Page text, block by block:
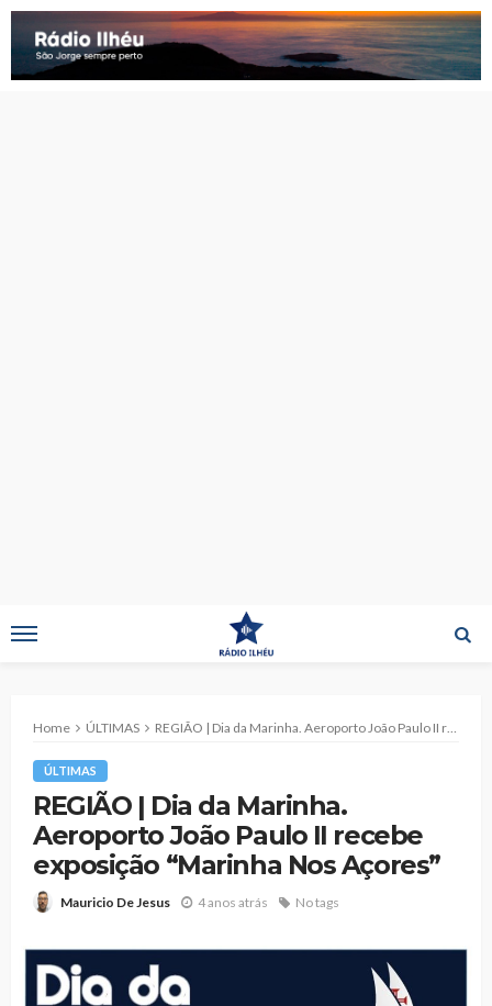
Home ÚLTIMAS REGIÃO | Dia da Marinha. Aeroporto João Paulo II recebe exposição “Marinha Nos Açores”
ÚLTIMAS
REGIÃO | Dia da Marinha.
Aeroporto João Paulo II recebe
exposição “Marinha Nos Açores”
Mauricio De Jesus 4 anos atrás No tags